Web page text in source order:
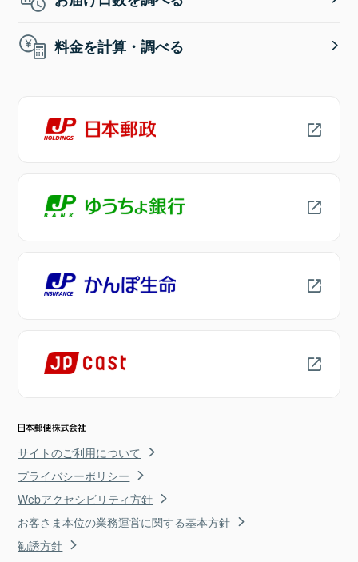
料金を計算・調べる
サイトのご利用について
プライバシーポリシー
Webアクセシビリティ方針
お客さま本位の業務運営に関する基本方針
勧誘方針